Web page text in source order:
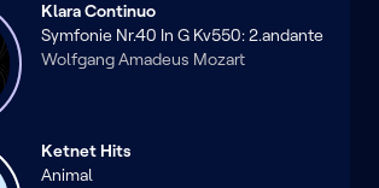
Klara Continuo
Symfonie Nr.40 In G Kv550: 2.andante
Wolfgang Amadeus Mozart
Ketnet Hits
Animal